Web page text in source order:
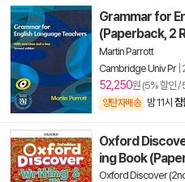
Grammar for
(Paperback, 2
Martin Parrott
Cambridge Univ Pr|
52,250원 (5% 할인 /
양탄자배송 밤 11시 잠
Oxford
ing Book
Oxford Discover